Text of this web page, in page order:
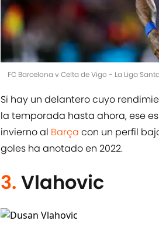
FC Barcelona v Celta de Vigo - La Liga
Si hay un delantero cuyo
la temporada hasta ahora, ese
invierno al Barça con un perfil
goles ha anotado en 2022.
3. Vlahovic